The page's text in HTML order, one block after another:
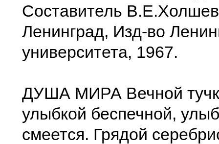
Составитель
Ленинград, Изд-во
университета, 1967.
ДУША МИРА Вечной
улыбкой беспечной,
смеется. Грядой